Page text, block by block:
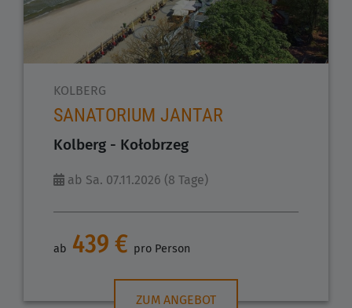
KOLBERG
SANATORIUM JANTAR
Kolberg - Kołobrzeg
ab Sa. 07.11.2026 (8 Tage)
ab 439 € pro Person
ZUM ANGEBOT